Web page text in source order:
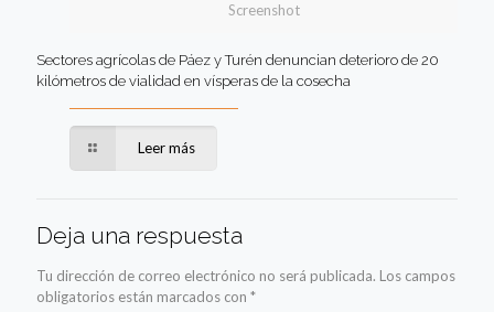
Screenshot
Sectores agrícolas de Páez y Turén denuncian deterioro de 20
kilómetros de vialidad en vísperas de la cosecha
Leer más
Deja una respuesta
Tu dirección de correo electrónico no será publicada. Los campos
obligatorios están marcados con *